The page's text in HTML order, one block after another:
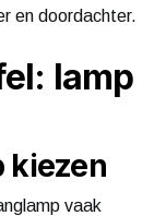
en doordachter.
lamp
kiezen
vaak